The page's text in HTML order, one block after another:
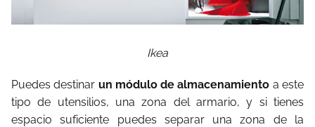
Ikea
Puedes destinar un módulo de almacenamiento a este
tipo de utensilios, una zona del armario, y si tienes
espacio suficiente puedes separar una zona de la